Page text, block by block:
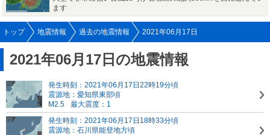
ます
トップ 地震情報 過去の地震情報 2021年06月17日
2021年06月17日の地震情報
発生時刻：2021年06月17日22時19分頃
震源地：愛知県東部頃
M2.5
最大震度：1
発生時刻：2021年06月17日18時33分頃
震源地：石川県能登地方頃